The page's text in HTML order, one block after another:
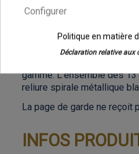
photos panoramiques de
tour de la planète en
plaisir des yeux !
Coté finition du calendrier,
gamme. L’ensemble des
reliure spirale métallique
La page de garde ne reçoit
INFOS
Configurer
Politique en matière
Déclaration relative aux